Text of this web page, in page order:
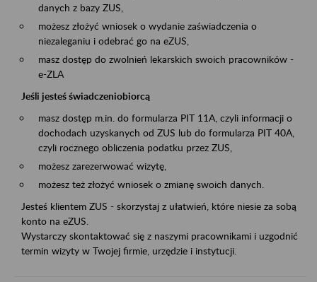
danych z bazy ZUS,
możesz złożyć wniosek o wydanie zaświadczenia o
niezaleganiu i odebrać go na eZUS,
masz dostęp do zwolnień lekarskich swoich pracowników -
e-ZLA
Jeśli jesteś świadczeniobiorcą
masz dostęp m.in. do formularza PIT 11A, czyli informacji o
dochodach uzyskanych od ZUS lub do formularza PIT 40A,
czyli rocznego obliczenia podatku przez ZUS,
możesz zarezerwować wizytę,
możesz też złożyć wniosek o zmianę swoich danych.
Jesteś klientem ZUS - skorzystaj z ułatwień, które niesie za sobą
konto na eZUS.
Wystarczy skontaktować się z naszymi pracownikami i uzgodnić
termin wizyty w Twojej firmie, urzędzie i instytucji.